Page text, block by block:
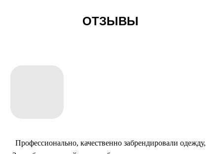
ОТЗЫВЫ
Профессионально, качественно забрендировали одежду,